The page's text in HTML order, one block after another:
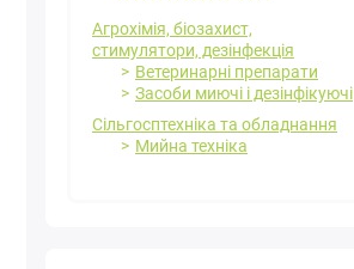
Агрохімія, біозахист,
стимулятори, дезінфекція
Ветеринарні препарати
Засоби миючі і дезінфікуючі
Сільгосптехніка та обладнання
Мийна техніка